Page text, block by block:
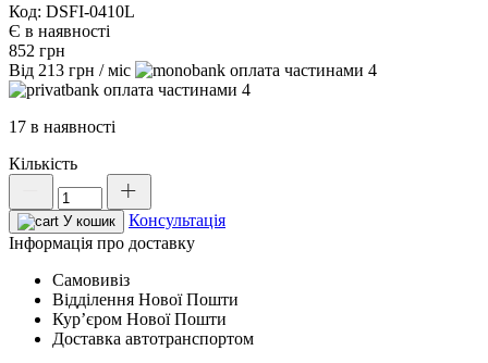
Код: DSFI-0410L
Є в наявності
852 грн
Від 213 грн / міс
4
4
17 в наявності
Кількість
Байпас
для
інжектора
Вентурі
з'єднання
з
внутрішньою
різьбою
У кошик
Консультація
Інформація про доставку
Самовивіз
Відділення Нової Пошти
Курʼєром Нової Пошти
Доставка автотранспортом